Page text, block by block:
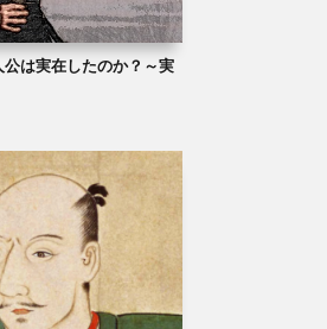
は実在したのか？～実